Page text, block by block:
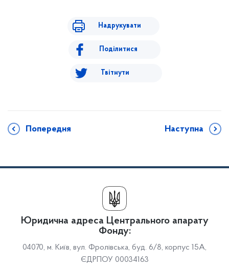
Надрукувати
Поділитися
Твітнути
Попередня Наступна
Юридична адреса Центрального апарату
Фонду:
04070, м. Київ, вул. Фролівська, буд. 6/8, корпус 15А,
ЄДРПОУ 00034163